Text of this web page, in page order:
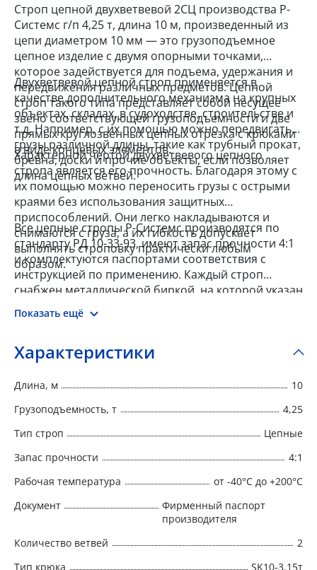
Строп цепной двухветвевой 2СЦ производства Р-
Системс г/п 4,25 т, длина 10 м, произведенный из
цепи диаметром 10 мм — это грузоподъемное
цепное изделие с двумя опорными точками,
которое задействуется для подъема, удержания и
передвижения различных предметов. Цепной
строп такого типа представляет собой несущее
звено соответствующей грузоподъемности и две
прямых круглозвенных цепных отрезка с крюками
в виде концевых элементов.
Двухветвевой цепной строп применяется в
качестве дополнительного механизма на крупных
объектах, складах, в судоходстве, строительстве и
т.д. Например, с их помощью можно передвигать
грузы различной длины, такие как трубный прокат,
бревна, доски и прочие объекты, если позволяет
длина цепных ветвей.
Характерной чертой двухветвевого цепного
стропа является его прочность. Благодаря этому с
их помощью можно переносить грузы с острыми
краями без использования защитных
приспособлений. Они легко накладываются и
снимаются с груза, а их гибкость допускает
выполнять строповку практически любым
образом.
Все цепные стропы Р-Системс производятся по
стандарту РД 10-33-93, имеют запас прочности 4:1
и комплектуются паспортами соответствия с
инструкцией по применению. Каждый строп
снабжен металлической биркой, на которой указан
номер, тип, г/п, длина, запас прочности, дата
производства и наименование изготовителя.
Показать ещё
Характеристики
Длина, м
10
Грузоподъемность, т
4,25
Тип строп
Цепные
Запас прочности
4:1
Рабочая температура
от -40°C до +200°C
Документ
Фирменный паспорт
производителя
Количество ветвей
2
Тип крюка
SK10-3,15т